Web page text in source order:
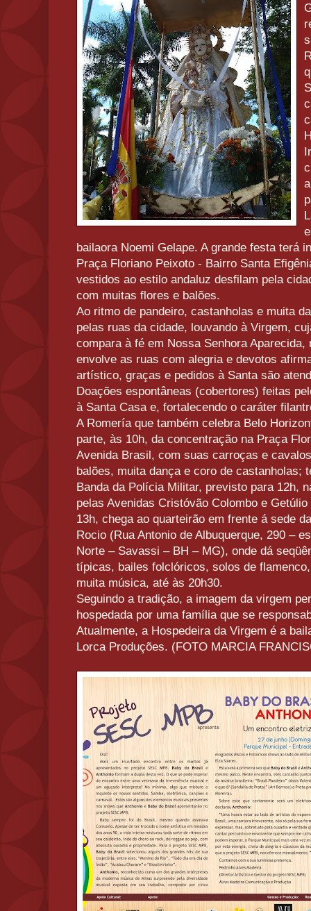
bailaora Noemi Gelape. A grande festa terá
Praça Floriano Peixoto - Bairro Santa
vestidos ao estilo andaluz desfilam pela
com muitas flores e balões.
Ao ritmo de pandeiro, castanholas e muita
pelas ruas da cidade, louvando à Virgem,
compara à fé em Nossa Senhora
envolve as ruas com alegria e devotos
artístico, graças e pedidos à Santa são
Doações espontâneas (cobertores) feitas
à Santa Casa e, fortalecendo o caráter
A Romería que também celebra Belo
parte, às 10h, da concentração na Praça
Avenida Brasil, com suas carroças e
balões, muita dança e coro de castanholas;
Banda da Polícia Militar, previsto para 12h,
pelas Avenidas Cristóvão Colombo e
13h, chega ao quarteirão em frente á sede
Rocio (Rua Antonio de Albuquerque, 290 –
Norte – Savassi – BH – MG), onde dá
típicas, bailes folclóricos, solos de
muita música, até às 20h30.
Seguindo a tradição, a imagem da virgem
hospedada por uma família que se
Atualmente, a Hospedeira da Virgem é a
Lorca Produções. (FOTO MARCIA